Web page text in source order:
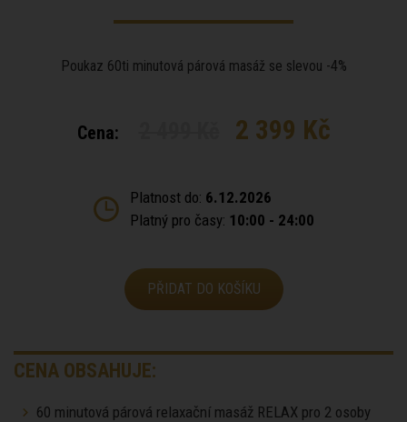
Poukaz 60ti minutová párová masáž se slevou -4%
Cena: 2 399 Kč
Platnost do: 6.12.2026
Platný pro časy: 10:00 - 24:00
PŘIDAT DO KOŠÍKU
CENA OBSAHUJE:
60 minutová párová relaxační masáž RELAX pro 2 osoby